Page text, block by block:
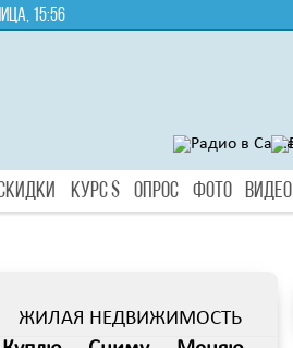
15:56
Курс $ Опрос Фото Видео
ЖИЛАЯ НЕДВИЖИМОСТЬ